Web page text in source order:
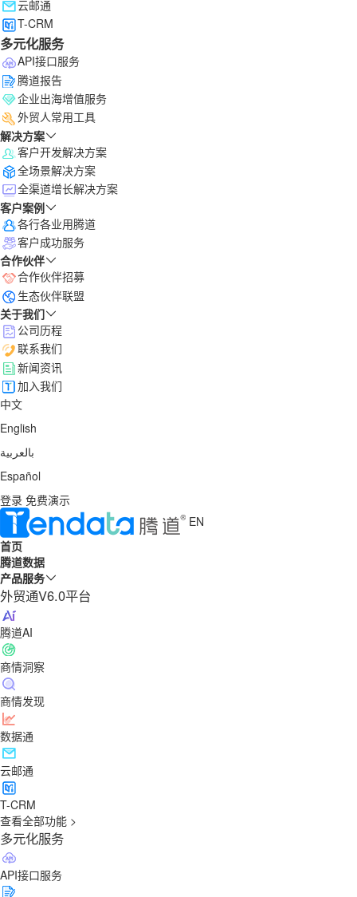
云邮通
T-CRM
多元化服务
API接口服务
腾道报告
企业出海增值服务
外贸人常用工具
解决方案
客户开发解决方案
全场景解决方案
全渠道增长解决方案
客户案例
各行各业用腾道
客户成功服务
合作伙伴
合作伙伴招募
生态伙伴联盟
关于我们
公司历程
联系我们
新闻资讯
加入我们
中文
English
بالعربية
Español
登录 免费演示
EN
首页
腾道数据
产品服务
外贸通V6.0平台
腾道AI
商情洞察
商情发现
数据通
云邮通
T-CRM
查看全部功能 >
多元化服务
API接口服务